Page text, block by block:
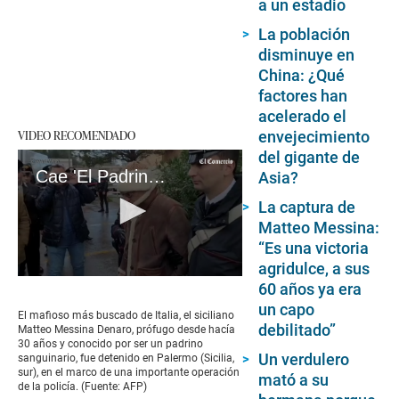
VIDEO RECOMENDADO
Cae 'El Padrino': Detienen a Matteo Messina Denaro, el mafioso más buscado de Italia
of
2
minutes,
8
seconds
El mafioso más buscado de Italia, el siciliano
Matteo Messina Denaro, prófugo desde hacía
30 años y conocido por ser un padrino
sanguinario, fue detenido en Palermo (Sicilia,
sur), en el marco de una importante operación
de la policía. (Fuente: AFP)
a un estadio
La población
disminuye en
China: ¿Qué
factores han
acelerado el
envejecimiento
del gigante de
Asia?
La captura de
Matteo Messina:
“Es una victoria
agridulce, a sus
60 años ya era
un capo
debilitado”
Un verdulero
mató a su